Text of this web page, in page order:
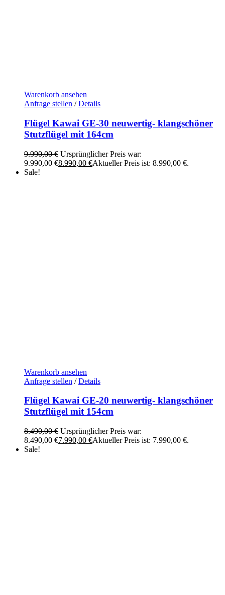
Warenkorb ansehen
Anfrage stellen / Details
Flügel Kawai GE-30 neuwertig- klangschöner
Stutzflügel mit 164cm
9.990,00€ Ursprünglicher Preis war:
9.990,00 €8.990,00 €Aktueller Preis ist: 8.990,00 €.
Sale!
Warenkorb ansehen
Anfrage stellen / Details
Flügel Kawai GE-20 neuwertig- klangschöner
Stutzflügel mit 154cm
8.490,00€ Ursprünglicher Preis war:
8.490,00 €7.990,00 €Aktueller Preis ist: 7.990,00 €.
Sale!